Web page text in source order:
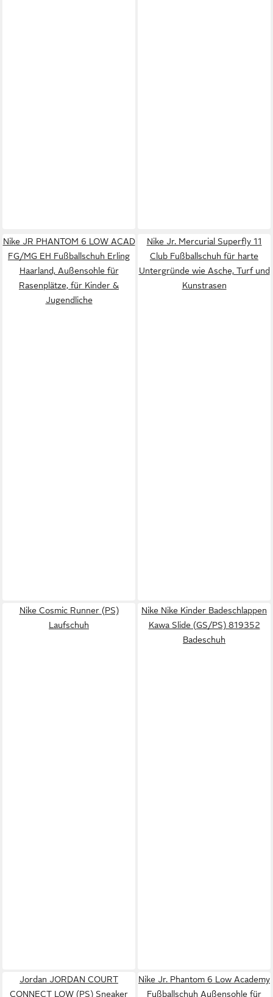
Nike JR PHANTOM 6 LOW ACAD
FG/MG EH Fußballschuh Erling
Haarland, Außensohle für
Rasenplätze, für Kinder &
Jugendliche
Nike Jr. Mercurial Superfly 11
Club Fußballschuh für harte
Untergründe wie Asche, Turf und
Kunstrasen
Nike Cosmic Runner (PS)
Laufschuh
Nike Nike Kinder Badeschlappen
Kawa Slide (GS/PS) 819352
Badeschuh
Jordan JORDAN COURT
CONNECT LOW (PS) Sneaker
Nike Jr. Phantom 6 Low Academy
Fußballschuh Außensohle für